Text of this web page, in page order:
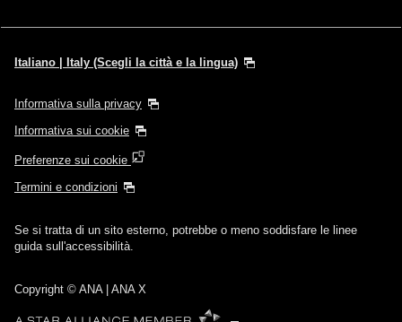
Italiano | Italy (Scegli la città e la lingua)
Informativa sulla privacy
Informativa sui cookie
Preferenze sui cookie
Termini e condizioni
Se si tratta di un sito esterno, potrebbe o meno soddisfare le linee
guida sull'accessibilità.
Copyright © ANA | ANA X